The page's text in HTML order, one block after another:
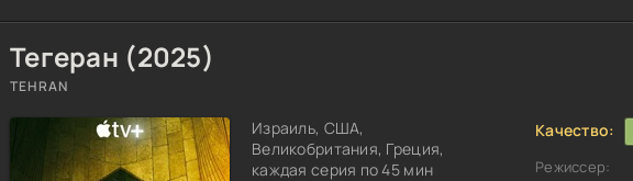
Тегеран (2025)
TEHRAN
Израиль, США,
Великобритания, Греция,
каждая серия по 45 мин
Качество:
Режиссер: